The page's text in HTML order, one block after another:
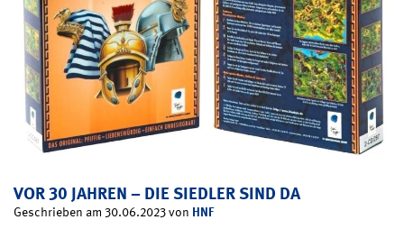
VOR 30 JAHREN – DIE SIEDLER SIND DA
Geschrieben am 30.06.2023 von HNF